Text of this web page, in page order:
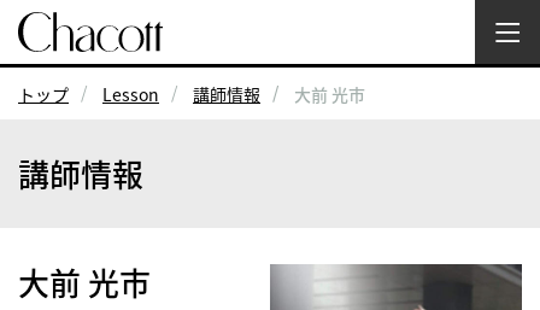
トップ Lesson 講師情報 大前 光市
講師情報
大前 光市